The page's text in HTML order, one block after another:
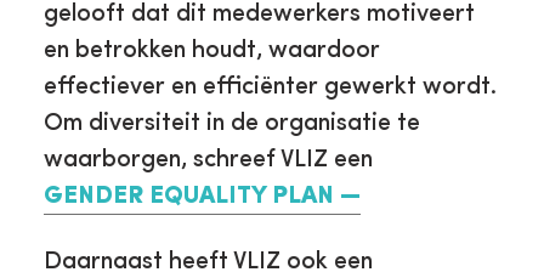
gelooft dat dit medewerkers motiveert
en betrokken houdt, waardoor
effectiever en efficiënter gewerkt wordt.
Om diversiteit in de organisatie te
waarborgen, schreef VLIZ een
GENDER EQUALITY PLAN
Daarnaast heeft VLIZ ook een